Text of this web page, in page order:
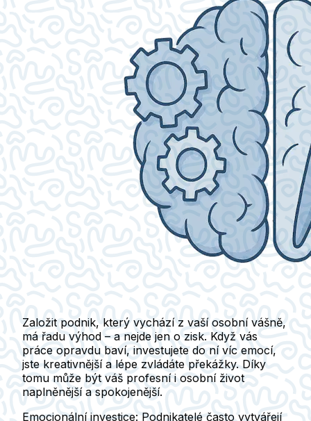
Založit podnik, který vychází z vaší osobní vášně,
má řadu výhod – a nejde jen o zisk. Když vás
práce opravdu baví, investujete do ní víc emocí,
jste kreativnější a lépe zvládáte překážky. Díky
tomu může být váš profesní i osobní život
naplněnější a spokojenější.
Emocionální investice: Podnikatelé často vytvářejí